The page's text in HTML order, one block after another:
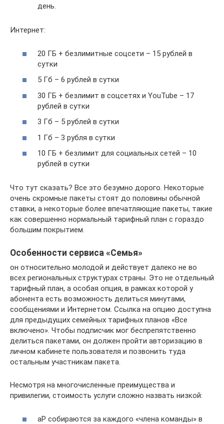
день.
Интернет:
20 ГБ + безлимитные соцсети – 15 рублей в
сутки
5 Гб – 6 рублей в сутки
30 ГБ + безлимит в соцсетях и YouTube – 17
рублей в сутки
3 Гб – 5 рублей в сутки
1 Гб – 3 рубля в сутки
10 ГБ + безлимит для социальных сетей – 10
рублей в сутки
Что тут сказать? Все это безумно дорого. Некоторые
очень скромные пакеты стоят до половины обычной
ставки, а некоторые более впечатляющие пакеты, такие
как совершенно нормальный тарифный план с гораздо
большим покрытием.
Особенности сервиса «Семья»
он относительно молодой и действует далеко не во
всех региональных структурах страны. Это не отдельный
тарифный план, а особая опция, в рамках которой у
абонента есть возможность делиться минутами,
сообщениями и Интернетом. Ссылка на опцию доступна
для предыдущих семейных тарифных планов «Все
включено». Чтобы подписчик мог беспрепятственно
делиться пакетами, он должен пройти авторизацию в
личном кабинете пользователя и позвонить туда
остальным участникам пакета.
Несмотря на многочисленные преимущества и
привилегии, стоимость услуги сложно назвать низкой:
aP собираются за каждого «члена команды» в